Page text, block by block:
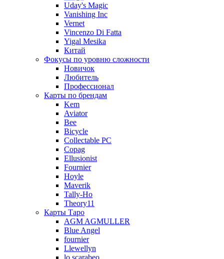
Uday's Magic
Vanishing Inc
Vernet
Vincenzo Di Fatta
Yigal Mesika
Китай
Фокусы по уровню сложности
Новичок
Любитель
Профессионал
Карты по брендам
Kem
Aviator
Bee
Bicycle
Collectable PC
Copag
Ellusionist
Fournier
Hoyle
Maverik
Tally-Ho
Theory11
Карты Таро
AGM AGMULLER
Blue Angel
fournier
Llewellyn
lo scarabeo